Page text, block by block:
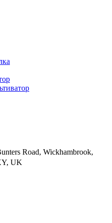
Road, Wickhambrook,
UK